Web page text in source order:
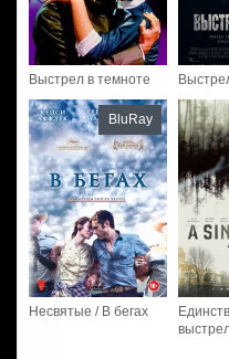
Выстрел в темноте
Несвятые / В бегах
BluRay